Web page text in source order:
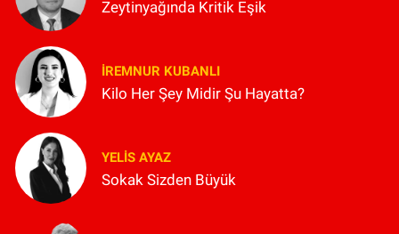
Zeytinyağında Kritik Eşik
İREMNUR KUBANLI
Kilo Her Şey Midir Şu Hayatta?
YELIS AYAZ
Sokak Sizden Büyük